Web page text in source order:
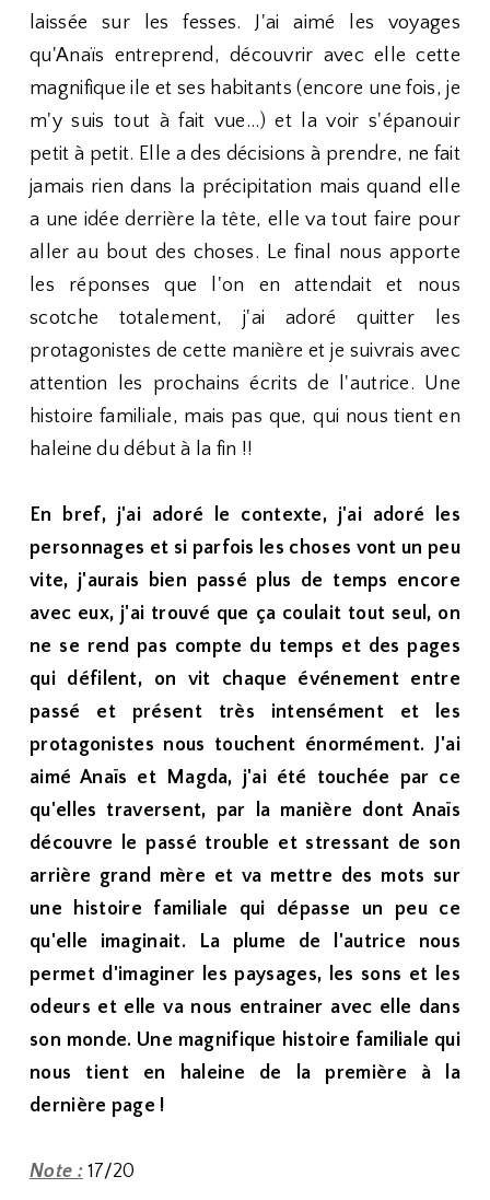
laissée sur les fesses. J'ai aimé les voyages
qu'Anaïs entreprend, découvrir avec elle cette
magnifique ile et ses habitants (encore une fois, je
m'y suis tout à fait vue...) et la voir s'épanouir
petit à petit. Elle a des décisions à prendre, ne fait
jamais rien dans la précipitation mais quand elle
a une idée derrière la tête, elle va tout faire pour
aller au bout des choses. Le final nous apporte
les réponses que l'on en attendait et nous
scotche totalement, j'ai adoré quitter les
protagonistes de cette manière et je suivrais avec
attention les prochains écrits de l'autrice. Une
histoire familiale, mais pas que, qui nous tient en
haleine du début à la fin !!
En bref, j'ai adoré le contexte, j'ai adoré les
personnages et si parfois les choses vont un peu
vite, j'aurais bien passé plus de temps encore
avec eux, j'ai trouvé que ça coulait tout seul, on
ne se rend pas compte du temps et des pages
qui défilent, on vit chaque événement entre
passé et présent très intensément et les
protagonistes nous touchent énormément. J'ai
aimé Anaïs et Magda, j'ai été touchée par ce
qu'elles traversent, par la manière dont Anaïs
découvre le passé trouble et stressant de son
arrière grand mère et va mettre des mots sur
une histoire familiale qui dépasse un peu ce
qu'elle imaginait. La plume de l'autrice nous
permet d'imaginer les paysages, les sons et les
odeurs et elle va nous entrainer avec elle dans
son monde. Une magnifique histoire familiale qui
nous tient en haleine de la première à la
dernière page !
Note : 17/20